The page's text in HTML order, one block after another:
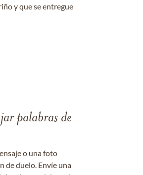
y que se entregue
palabras de
o una foto
de duelo. Envíe una